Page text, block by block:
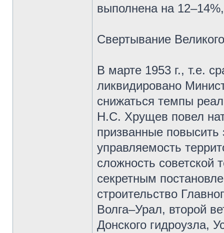
выполнена на
Свертывание
В марте 1953 г., т.е.
ликвидировано
снижаться темпы
Н.С. Хрущев повел
призванные повысить
управляемость
сложность советской
секретным
строительство
Волга–Урал, второй
Донского гидроузла,